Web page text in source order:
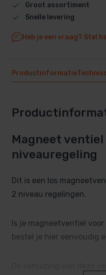
Groot assortiment
Snelle levering
Heb je een vraag? Stel
Productinformatie
Magneet ventiel
niveauregeling
Dit is een los
2 niveau regelingen.
Is je magneetventiel
bestel je hier eenvoudig